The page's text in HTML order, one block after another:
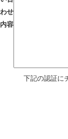
わせ
内容
下記の認証に